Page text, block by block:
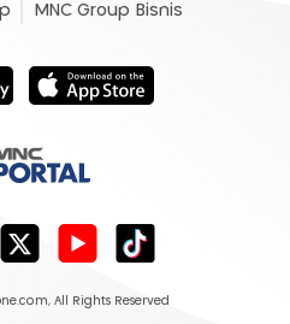
MNC Group Bisnis
, All Rights Reserved